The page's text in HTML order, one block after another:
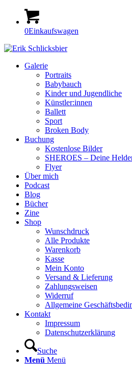
0Einkaufswagen
Galerie
Portraits
Babybauch
Kinder und Jugendliche
Künstler:innen
Ballett
Sport
Broken Body
Buchung
Kostenlose Bilder
SHEROES – Deine
Flyer
Über mich
Podcast
Blog
Bücher
Zine
Shop
Wunschdruck
Alle Produkte
Warenkorb
Kasse
Mein Konto
Versand & Lieferung
Zahlungsweisen
Widerruf
Allgemeine
Kontakt
Impressum
Datenschutzerklärung
Suche
Menü Menü